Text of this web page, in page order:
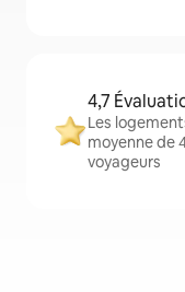
4,7
Les
moyenne de
voyageurs